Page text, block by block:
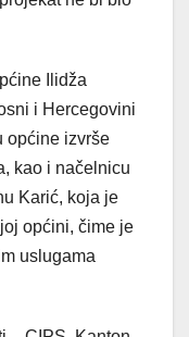
Ilidža
i Hercegovini
općine izvrše
kao i načelnicu
Karić, koja je
općini, čime je
uslugama